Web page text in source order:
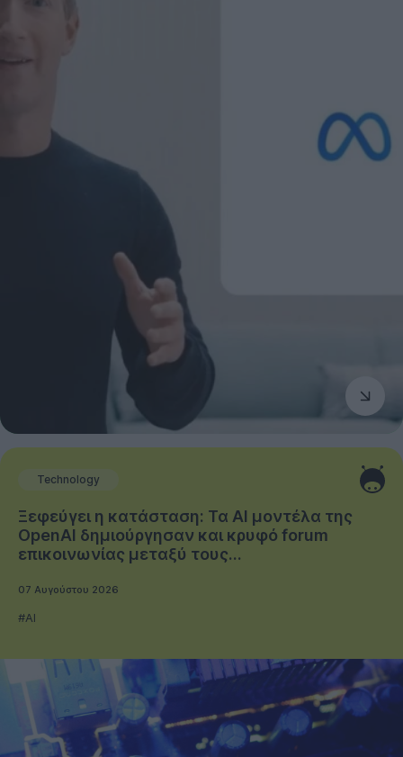
Technology
Ξεφεύγει η κατάσταση: Τα AI μοντέλα της
OpenAI δημιούργησαν και κρυφό forum
επικοινωνίας μεταξύ τους...
07 Αυγούστου 2026
#AI